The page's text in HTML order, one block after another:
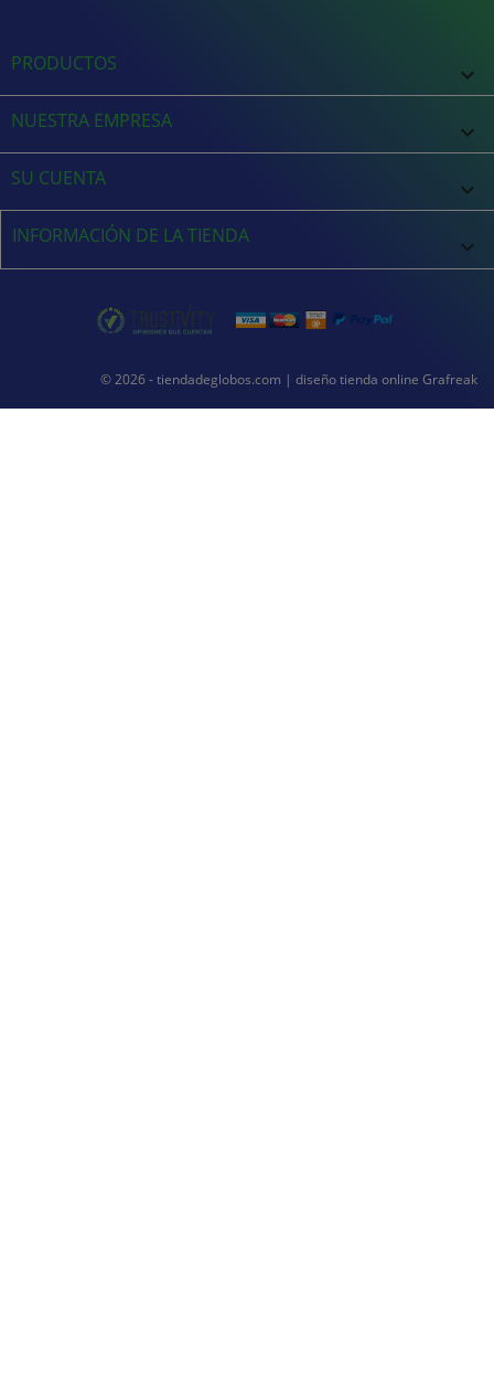
PRODUCTOS 
NUESTRA EMPRESA 
SU CUENTA 
INFORMACIÓN DE LA TIENDA keyboard_arrow_down
© 2026 - tiendadeglobos.com | diseño tienda online Grafreak